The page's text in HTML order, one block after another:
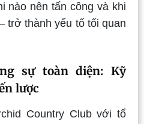
nào nên tấn công và khi
trở thành yếu tố tối quan
sự toàn diện: Kỹ
lược
Country Club với tổ